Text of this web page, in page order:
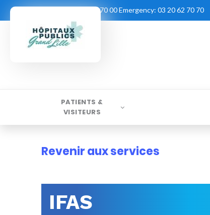
03 20 62 70 00Emergency: 03 20 62 70 70
PATIENTS &
VISITEURS
Revenir aux services
IFAS